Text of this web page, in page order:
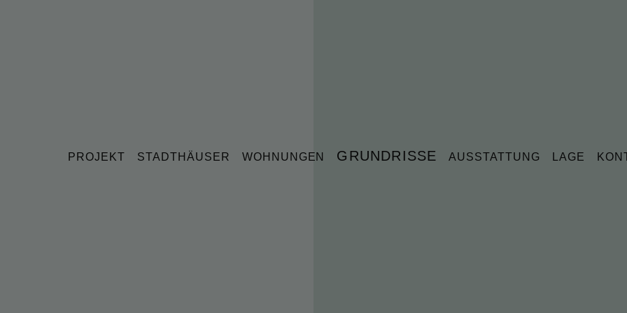
PROJEKT STADTHÄUSER WOHNUNGEN GRUNDRISSE AUSSTATTUNG LAGE